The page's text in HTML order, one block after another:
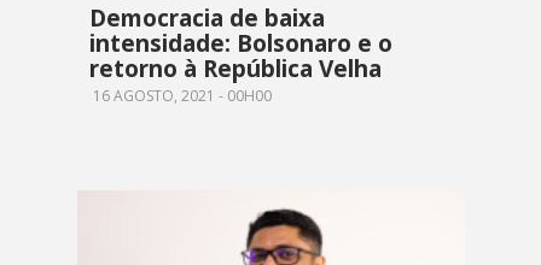
Democracia de baixa
intensidade: Bolsonaro e o
retorno à República Velha
16 AGOSTO, 2021 - 00H00